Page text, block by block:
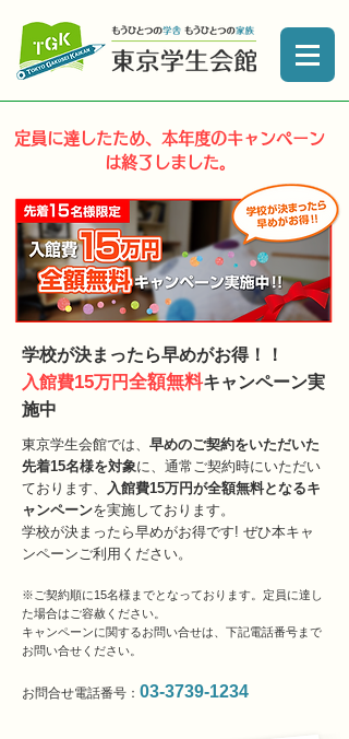
定員に達したため、本年度のキャンペーン
は終了しました。
学校が決まったら早めがお得！！
入館費15万円全額無料キャンペーン実
施中
東京学生会館では、 早めのご契約をいただいた
先着15名様を対象に、通常ご契約時にいただい
ております、 入館費15万円が全額無料となるキ
ャンペーンを実施しております。
学校が決まったら早めがお得です! ぜひ本キャ
ンペーンご利用ください。
※ご契約順に15名様までとなっております。定員に達し
た場合はご容赦ください。
キャンペーンに関するお問い合せは、下記電話番号まで
お問い合せください。
お問合せ電話番号： 03-3739-1234